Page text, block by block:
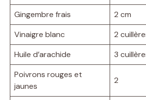
Gingembre frais
2 cm
Vinaigre blanc
2
Huile d’arachide
3
Poivrons rouges et
jaunes
2